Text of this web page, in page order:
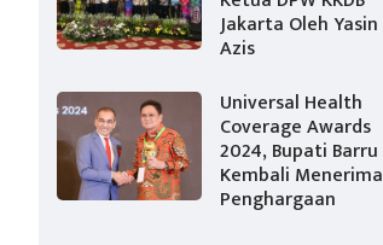
Jakarta Oleh Yasin
Azis
Universal Health
Coverage Awards
2024, Bupati Barru
Kembali Menerima
Penghargaan